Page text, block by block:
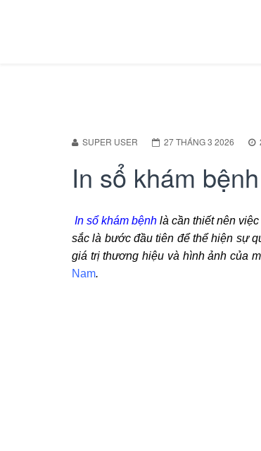
SUPER USER 27 THÁNG 3 2026
In sổ khám
In sổ khám bệnh là cần thiết nên
sắc là bước đầu tiên để thể hiện sự
giá trị thương hiệu và hình ảnh của
Nam.